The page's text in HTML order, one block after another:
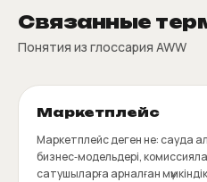
Связанные
Понятия из глоссария AWW
Маркетплейс
Маркетплейс деген не: сауда
бизнес‑модельдері,
сатушыларға арналған